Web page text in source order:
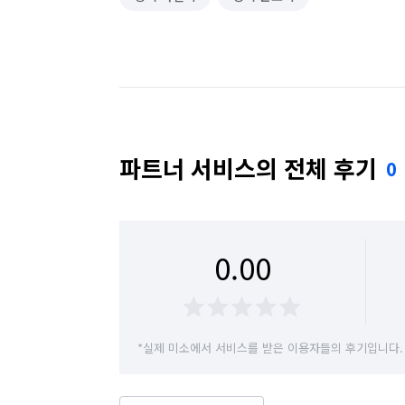
파트너 서비스의 전체 후기 0
0.00
*실제 미소에서 서비스를 받은 이용자들의 후기입니다.